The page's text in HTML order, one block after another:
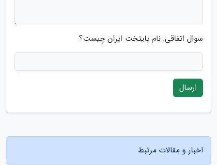
سوال اتفاقی: نام پایتخت ایران چیست؟
ارسال
اخبار و مقالات مرتبط